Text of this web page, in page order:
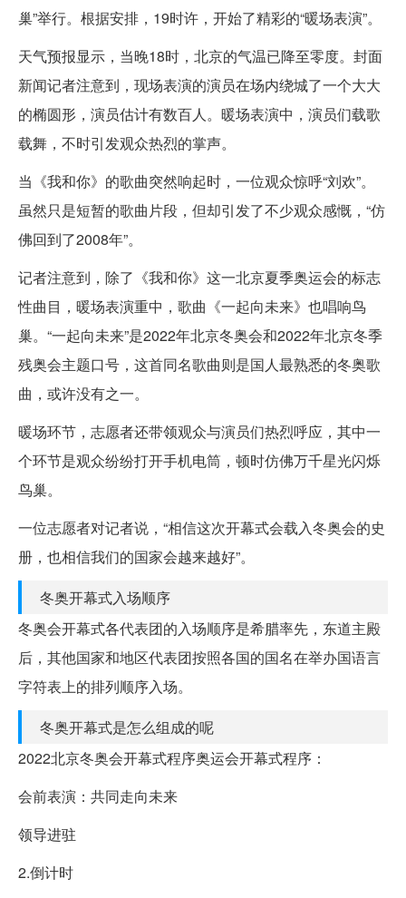
巢”举行。根据安排，19时许，开始了精彩的“暖场表演”。
天气预报显示，当晚18时，北京的气温已降至零度。封面
新闻记者注意到，现场表演的演员在场内绕城了一个大大
的椭圆形，演员估计有数百人。暖场表演中，演员们载歌
载舞，不时引发观众热烈的掌声。
当《我和你》的歌曲突然响起时，一位观众惊呼“刘欢”。
虽然只是短暂的歌曲片段，但却引发了不少观众感慨，“仿
佛回到了2008年”。
记者注意到，除了《我和你》这一北京夏季奥运会的标志
性曲目，暖场表演重中，歌曲《一起向未来》也唱响鸟
巢。“一起向未来”是2022年北京冬奥会和2022年北京冬季
残奥会主题口号，这首同名歌曲则是国人最熟悉的冬奥歌
曲，或许没有之一。
暖场环节，志愿者还带领观众与演员们热烈呼应，其中一
个环节是观众纷纷打开手机电筒，顿时仿佛万千星光闪烁
鸟巢。
一位志愿者对记者说，“相信这次开幕式会载入冬奥会的史
册，也相信我们的国家会越来越好”。
冬奥开幕式入场顺序
冬奥会开幕式各代表团的入场顺序是希腊率先，东道主殿
后，其他国家和地区代表团按照各国的国名在举办国语言
字符表上的排列顺序入场。
冬奥开幕式是怎么组成的呢
2022北京冬奥会开幕式程序奥运会开幕式程序：
会前表演：共同走向未来
领导进驻
2.倒计时